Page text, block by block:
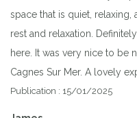
space that is quiet,
rest and relaxation.
here. It was very nice to be
Cagnes Sur Mer. A lovely
Publication : 15/01/2025